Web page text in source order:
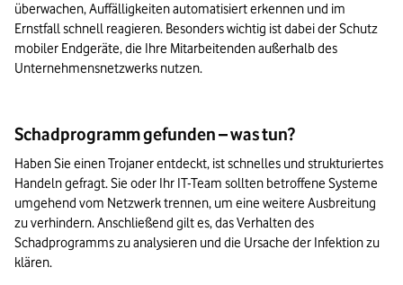
überwachen, Auffälligkeiten automatisiert erkennen und im
Ernstfall schnell reagieren. Besonders wichtig ist dabei der Schutz
mobiler Endgeräte, die Ihre Mitarbeitenden außerhalb des
Unternehmensnetzwerks nutzen.
Schadprogramm gefunden – was tun?
Haben Sie einen Trojaner entdeckt, ist schnelles und strukturiertes
Handeln gefragt. Sie oder Ihr IT-Team sollten betroffene Systeme
umgehend vom Netzwerk trennen, um eine weitere Ausbreitung
zu verhindern. Anschließend gilt es, das Verhalten des
Schadprogramms zu analysieren und die Ursache der Infektion zu
klären.